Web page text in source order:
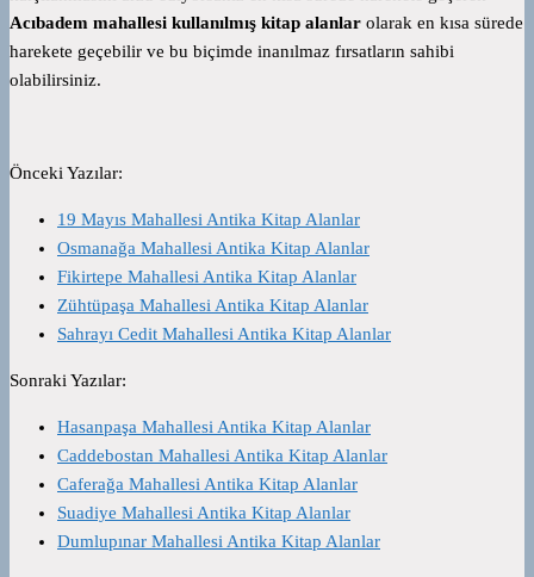
Acıbadem mahallesi kullanılmış kitap alanlar olarak en kısa sürede
harekete geçebilir ve bu biçimde inanılmaz fırsatların sahibi
olabilirsiniz.
Önceki Yazılar:
19 Mayıs Mahallesi Antika Kitap Alanlar
Osmanağa Mahallesi Antika Kitap Alanlar
Fikirtepe Mahallesi Antika Kitap Alanlar
Zühtüpaşa Mahallesi Antika Kitap Alanlar
Sahrayı Cedit Mahallesi Antika Kitap Alanlar
Sonraki Yazılar:
Hasanpaşa Mahallesi Antika Kitap Alanlar
Caddebostan Mahallesi Antika Kitap Alanlar
Caferağa Mahallesi Antika Kitap Alanlar
Suadiye Mahallesi Antika Kitap Alanlar
Dumlupınar Mahallesi Antika Kitap Alanlar